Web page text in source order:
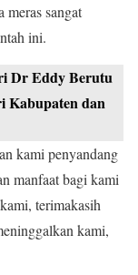
meras sangat
ini.
Dr Eddy Berutu
Kabupaten dan
kami penyandang
manfaat bagi kami
terimakasih
kami,